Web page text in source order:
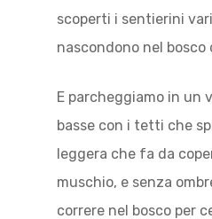
scoperti i sentierini
nascondono nel bosco
E parcheggiamo in un
basse con i tetti che
leggera che fa da
muschio, e senza
correre nel bosco per